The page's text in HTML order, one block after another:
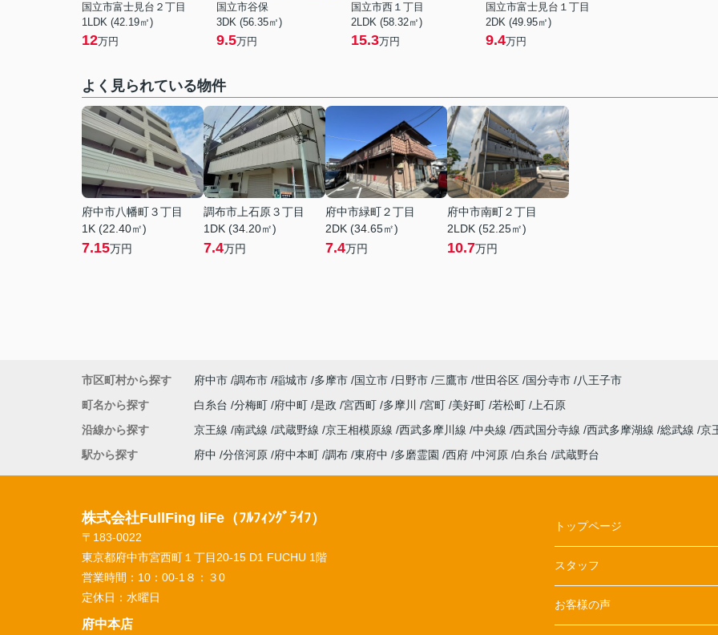
国立市富士見台２丁目
1LDK (42.19㎡)
12万円
国立市谷保
3DK (56.35㎡)
9.5万円
国立市西１丁目
2LDK (58.32㎡)
15.3万円
国立市富士見台１丁目
2DK (49.95㎡)
9.4万円
よく見られている物件
府中市八幡町３丁目
1K (22.40㎡)
7.15万円
調布市上石原３丁目
1DK (34.20㎡)
7.4万円
府中市緑町２丁目
2DK (34.65㎡)
7.4万円
府中市南町２丁目
2LDK (52.25㎡)
10.7万円
市区町村から探す 府中市 調布市 稲城市 多摩市 国立市 日野市 三鷹市 世田谷区 国分寺市
八王子市
町名から探す
白糸台 分梅町 府中町 是政 宮西町 多摩川 宮町 美好町 若松町
上石原
沿線から探す
京王線 南武線 武蔵野線 京王相模原線 西武多摩川線 中央線 西武国分寺線 西武多摩湖線 総武線 京
駅から探す
府中 分倍河原 府中本町 調布 東府中 多磨霊園 西府 中河原 白糸台 武蔵野台
株式会社FullFing liFe（ﾌﾙﾌｨﾝｸﾞﾗｲﾌ）
〒183-0022
東京都府中市宮西町１丁目20-15 D1 FUCHU 1階
営業時間： 10：00-1８：３0
定休日： 水曜日
府中本店
トップページ
スタッフ
お客様の声